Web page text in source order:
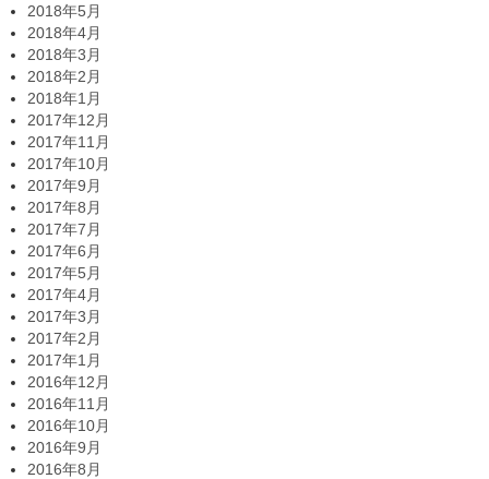
2018年5月
2018年4月
2018年3月
2018年2月
2018年1月
2017年12月
2017年11月
2017年10月
2017年9月
2017年8月
2017年7月
2017年6月
2017年5月
2017年4月
2017年3月
2017年2月
2017年1月
2016年12月
2016年11月
2016年10月
2016年9月
2016年8月